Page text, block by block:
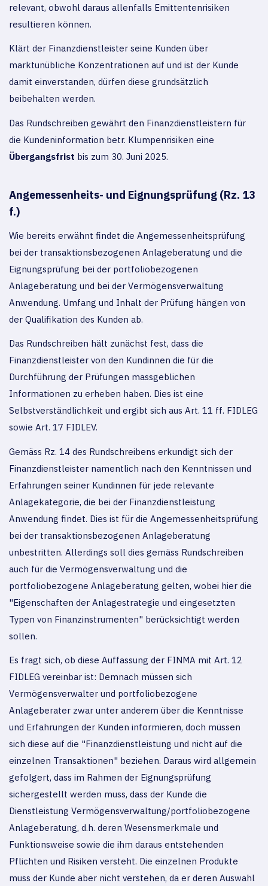
relevant, obwohl daraus allenfalls Emittentenrisiken
resultieren können.
Klärt der Finanzdienstleister seine Kunden über
marktunübliche Konzentrationen auf und ist der Kunde
damit einverstanden, dürfen diese grundsätzlich
beibehalten werden.
Das Rundschreiben gewährt den Finanzdienstleistern für
die Kundeninformation betr. Klumpenrisiken eine
Übergangsfrist bis zum 30. Juni 2025.
Angemessenheits- und Eignungsprüfung (Rz. 13
f.)
Wie bereits erwähnt findet die Angemessenheitsprüfung
bei der transaktionsbezogenen Anlageberatung und die
Eignungsprüfung bei der portfoliobezogenen
Anlageberatung und bei der Vermögensverwaltung
Anwendung. Umfang und Inhalt der Prüfung hängen von
der Qualifikation des Kunden ab.
Das Rundschreiben hält zunächst fest, dass die
Finanzdienstleister von den Kundinnen die für die
Durchführung der Prüfungen massgeblichen
Informationen zu erheben haben. Dies ist eine
Selbstverständlichkeit und ergibt sich aus Art. 11 ff. FIDLEG
sowie Art. 17 FIDLEV.
Gemäss Rz. 14 des Rundschreibens erkundigt sich der
Finanzdienstleister namentlich nach den Kenntnissen und
Erfahrungen seiner Kundinnen für jede relevante
Anlagekategorie, die bei der Finanzdienstleistung
Anwendung findet. Dies ist für die Angemessenheitsprüfung
bei der transaktionsbezogenen Anlageberatung
unbestritten. Allerdings soll dies gemäss Rundschreiben
auch für die Vermögensverwaltung und die
portfoliobezogene Anlageberatung gelten, wobei hier die
"Eigenschaften der Anlagestrategie und eingesetzten
Typen von Finanzinstrumenten" berücksichtigt werden
sollen.
Es fragt sich, ob diese Auffassung der FINMA mit Art. 12
FIDLEG vereinbar ist: Demnach müssen sich
Vermögensverwalter und portfoliobezogene
Anlageberater zwar unter anderem über die Kenntnisse
und Erfahrungen der Kunden informieren, doch müssen
sich diese auf die "Finanzdienstleistung und nicht auf die
einzelnen Transaktionen" beziehen. Daraus wird allgemein
gefolgert, dass im Rahmen der Eignungsprüfung
sichergestellt werden muss, dass der Kunde die
Dienstleistung Vermögensverwaltung/portfoliobezogene
Anlageberatung, d.h. deren Wesensmerkmale und
Funktionsweise sowie die ihm daraus entstehenden
Pflichten und Risiken versteht. Die einzelnen Produkte
muss der Kunde aber nicht verstehen, da er deren Auswahl